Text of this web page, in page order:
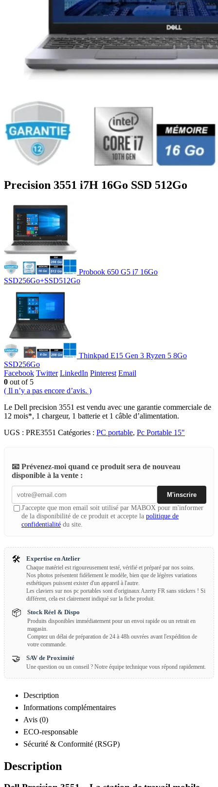
Precision 3551 i7H 16Go SSD 512Go
Probook 650 G5 i7 16Go
SSD256Go+SSD512Go
Thinkpad E15 Gen 3 Ryzen 5 8Go
SSD256Go
Facebook Twitter LinkedIn Pinterest Email
0 out of 5
( Il n’y a pas encore d’avis. )
Le Dell precision 3551 est vendu avec une garantie commerciale de
12 mois*, 1 chargeur, 1 batterie et 1 câble d’alimentation.
UGS : PRE3551 Catégories : PC portable, Pc Portable 15"
📧 Prévenez-moi quand ce produit sera de nouveau
disponible à la vente :
M'inscrire
J'accepte que mon email soit utilisé par MABOX pour m'informer
de la disponibilité de ce produit et accepte la politique de
confidentialité du site.
🛠️ Expertise en Atelier
Chaque matériel est rigoureusement testé, vérifié et préparé par nos soins.
Nos photos présentent fidèlement le modèle, bien que de légères variations
esthétiques puissent exister d'un appareil à l'autre.
Les claviers sur nos pc portables sont d'originaux Azerty FR sans stickers ! Si
différent, cela est clairement indiqué sur la fiche produit.
📦 Stock Réel & Dispo
Produits disponibles immédiatement pour un envoi rapide ou un retrait en
magasin.
Comptez un délai de préparation de 24 à 48h ouvrées avant l'expédition de
votre commande.
🤝 SAV de Proximité
Une question ou un conseil ? Notre équipe technique vous répond rapidement.
Description
Informations complémentaires
Avis (0)
ECO-responsable
Sécurité & Conformité (RSGP)
Description